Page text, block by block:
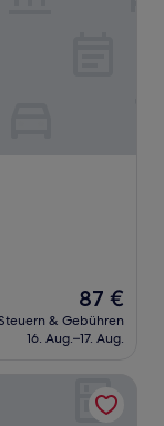
Der
Preis
beträgt
87 €
& Gebühren
16. Aug.–17. Aug.